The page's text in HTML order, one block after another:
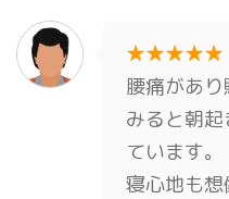
★★★★★
腰痛があ
みると朝
ています。
寝心地も想